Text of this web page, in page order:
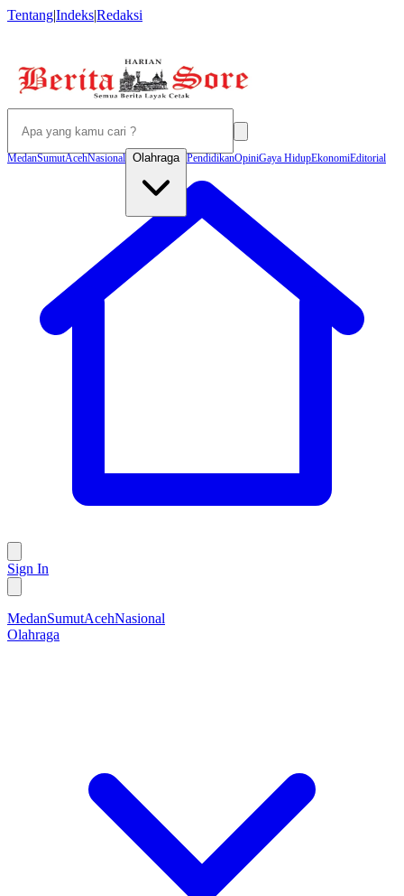
Tentang|Indeks|Redaksi
MedanSumutAcehNasional Olahraga PendidikanOpiniGaya HidupEkonomiEditorial
Sign In
MedanSumutAcehNasional
Olahraga